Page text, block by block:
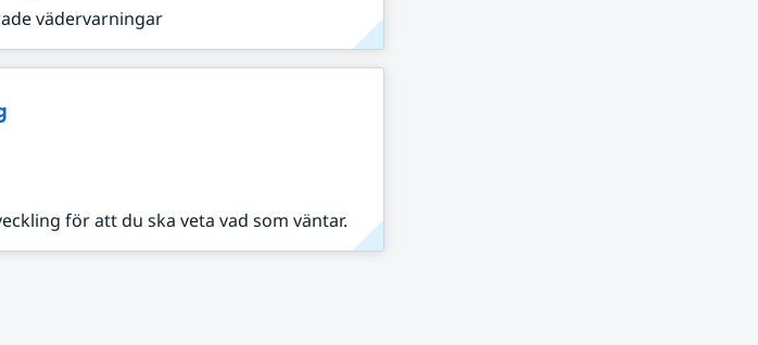
vädervarningar
för att du ska veta vad som väntar.